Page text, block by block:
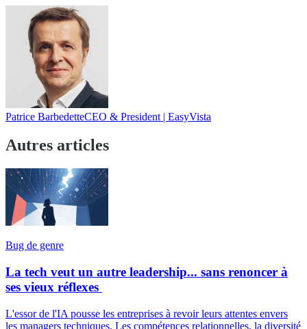
Patrice BarbedetteCEO & President | EasyVista
Autres articles
Bug de genre
La tech veut un autre leadership... sans renoncer à
ses vieux réflexes
L'essor de l'IA pousse les entreprises à revoir leurs attentes envers
les managers techniques. Les compétences relationnelles, la diversité